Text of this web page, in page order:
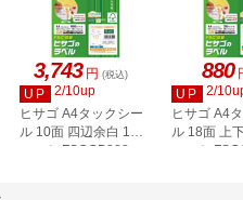
3,743 円 (税込)
UP
2/10up
ヒサゴ A4タックシー
ル 10面 四辺余白 100
シート FSCGB888
880
UP
2/
ヒサゴ A4
ル 18面 上
シート